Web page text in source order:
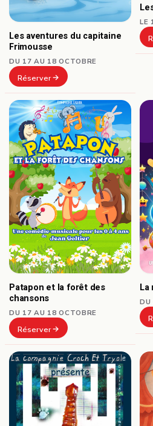
Les aventures du capitaine
Frimousse
DU 17 AU 18 OCTOBRE
Réserver
LE
Patapon et la forêt des
chansons
DU 17 AU 18 OCTOBRE
Réserver
La
DU